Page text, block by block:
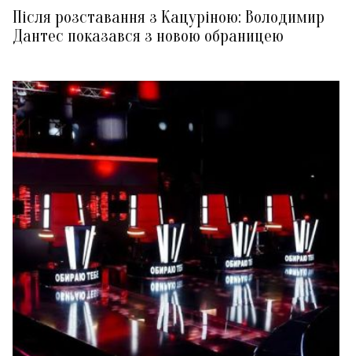
Після розставання з Кацуріною: Володимир
Дантес показався з новою обраницею